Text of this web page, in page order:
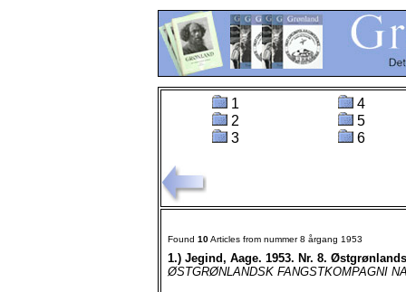
1
2
3
4
5
6
Found 10Articles from nummer 8 årgang 1953
1.) Jegind, Aage. 1953. Nr. 8.
ØSTGRØNLANDSK FANGSTKOMPAGNI